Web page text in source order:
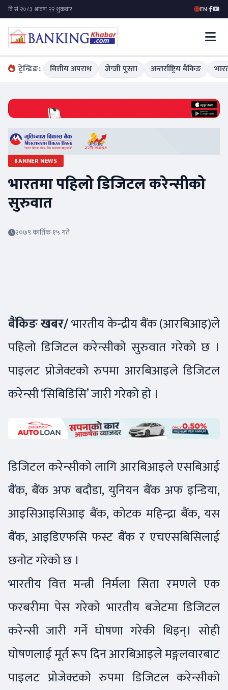
EN|
ट्रेन्डिङ: वित्तीय अपराध जेन्जी पुस्ता अन्तर्राष्ट्रिय बैंकिङ
BANNER NEWS
भारतमा पहिलो डिजिटल करेन्सीको
सुरुवात
२०७९ कार्तिक १५ गते
बैंकिङ खबर/भारतीय केन्द्रीय बैंक (आरबिआइ)ले
पहिलो डिजिटल करेन्सीको सुरुवात गरेको छ ।
पाइलट प्रोजेक्टको रुपमा आरबिआइले डिजिटल
करेन्सी ‘सिबिडिसि’ जारी गरेको हो ।
डिजिटल करेन्सीको लागि आरबिआइले एसबिआई
बैंक, बैंक अफ बदौडा, युनियन बैंक अफ इन्डिया,
आइसिआइसिआइ बैंक, कोटक महिन्द्रा बैंक, यस
बैंक, आइडिएफसि फस्ट बैंक र एचएसबिसिलाई
छनोट गरेको छ ।
भारतीय वित्त मन्त्री निर्मला सिता रमणले एक
फरबरीमा पेस गरेको भारतीय बजेटमा डिजिटल
करेन्सी जारी गर्ने घोषणा गरेकी थिइन्। सोही
घोषणलाई मूर्त रूप दिन आरबिआइले मङ्गलवारबाट
पाइलट प्रोजेक्टको रुपमा डिजिटल करेन्सीको